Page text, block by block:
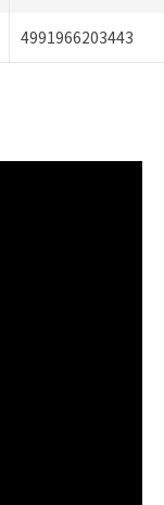
4991966203443